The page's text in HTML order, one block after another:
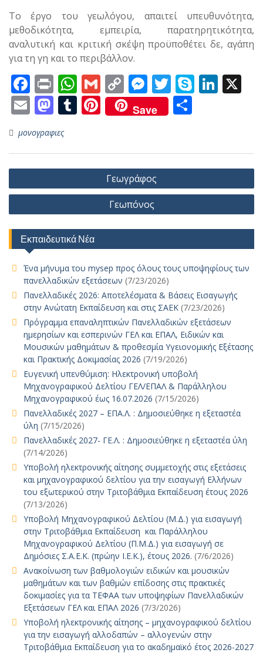
Το έργο του γεωλόγου, απαιτεί υπευθυνότητα,
μεθοδικότητα, εμπειρία, παρατηρητικότητα,
αναλυτική και κριτική σκέψη προϋποθέτει δε, αγάπη
για τη γη και το περιβάλλον.
F
ac
e
b
o
k
Pr
in
t
W
h
at
A
p
G
m
ai
C
o
p
Li
n
k
M
e
ss
n
g
er
T
w
itt
S
e
Li
dI
E
ai
l
M
to
d
n
T
bl
Pi
nt
e
st
Save
α
τε
ίτ
ε
μονογραφιες
Πλοήγηση
άρθρων
Γεωγράφος
Γεωπόνος
Εκπαιδευτικά Νέα
Ένα μήνυμα του mysep προς όλους τους υποψηφίους των
πανελλαδικών εξετάσεων (7/23/2026)
Πανελλαδικές 2026: Αποτελέσματα & Βάσεις Εισαγωγής
στην Ανώτατη Εκπαίδευση και στις ΣΑΕΚ (7/23/2026)
Πρόγραμμα επαναληπτικών Πανελλαδικών εξετάσεων
ημερησίων και εσπερινών ΓΕΛ και ΕΠΑΛ, Ειδικών και
Μουσικών μαθημάτων & προθεσμία Υγειονομικής Εξέτασης
και Πρακτικής Δοκιμασίας 2026 (7/19/2026)
Ευγενική υπενθύμιση: Ηλεκτρονική υποβολή
Μηχανογραφικού Δελτίου ΓΕΛ/ΕΠΑΛ & Παράλληλου
Μηχανογραφικού έως 16.07.2026 (7/15/2026)
Πανελλαδικές 2027 – ΕΠΑ.Λ. : Δημοσιεύθηκε η εξεταστέα
ύλη (7/15/2026)
Πανελλαδικές 2027- ΓΕ.Λ. : Δημοσιεύθηκε η εξεταστέα ύλη
(7/14/2026)
Υποβολή ηλεκτρονικής αίτησης συμμετοχής στις εξετάσεις
και μηχανογραφικού δελτίου για την εισαγωγή Ελλήνων
του εξωτερικού στην Τριτοβάθμια Εκπαίδευση έτους 2026
(7/13/2026)
Υποβολή Μηχανογραφικού Δελτίου (Μ.Δ.) για εισαγωγή
στην Τριτοβάθμια Εκπαίδευση και Παράλληλου
Μηχανογραφικού Δελτίου (Π.Μ.Δ.) για εισαγωγή σε
Δημόσιες Σ.Α.Ε.Κ. (πρώην Ι.Ε.Κ.), έτους 2026. (7/6/2026)
Ανακοίνωση των βαθμολογιών ειδικών και μουσικών
μαθημάτων και των βαθμών επίδοσης στις πρακτικές
δοκιμασίες για τα ΤΕΦΑΑ των υποψηφίων Πανελλαδικών
Εξετάσεων ΓΕΛ και ΕΠΑΛ 2026 (7/3/2026)
Υποβολή ηλεκτρονικής αίτησης – μηχανογραφικού δελτίου
για την εισαγωγή αλλοδαπών – αλλογενών στην
Τριτοβάθμια Εκπαίδευση για το ακαδημαϊκό έτος 2026-2027